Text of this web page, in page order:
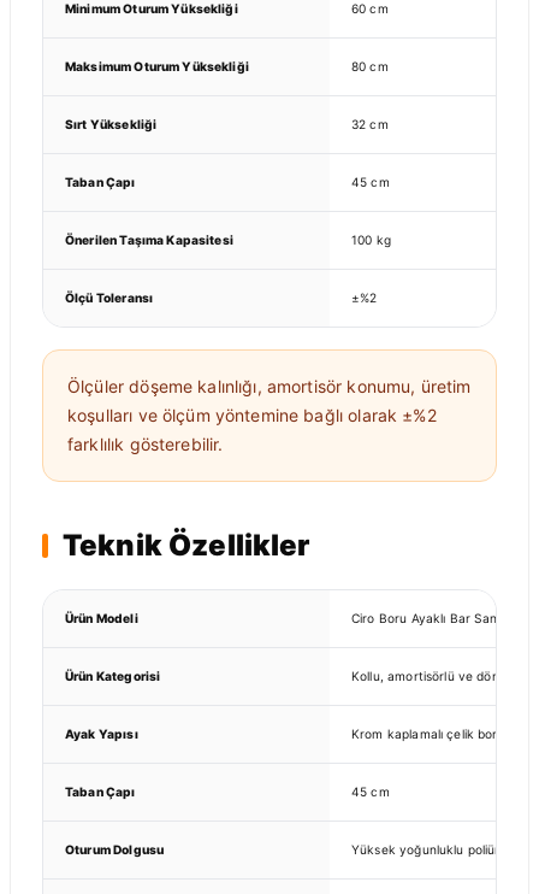
Minimum Oturum Yüksekliği 60 cm
Maksimum Oturum Yüksekliği 80 cm
Sırt Yüksekliği 32 cm
Taban Çapı 45 cm
Önerilen Taşıma Kapasitesi 100 kg
Ölçü Toleransı ±%2
Ölçüler döşeme kalınlığı, amortisör konumu, üretim
koşulları ve ölçüm yöntemine bağlı olarak ±%2
farklılık gösterebilir.
Teknik Özellikler
Ürün Modeli Ciro Boru Ayaklı Bar Sandalyesi
Ürün Kategorisi Kollu, amortisörlü ve döner bar
Ayak Yapısı Krom kaplamalı çelik boru ve
Taban Çapı 45 cm
Oturum Dolgusu Yüksek yoğunluklu poliüretan